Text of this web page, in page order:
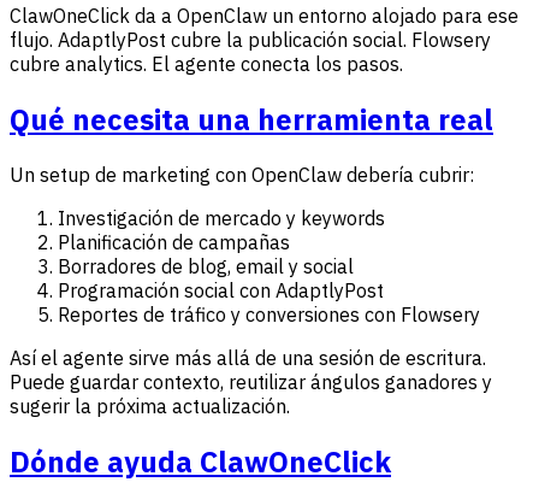
ClawOneClick da a OpenClaw un entorno alojado para ese
flujo. AdaptlyPost cubre la publicación social. Flowsery
cubre analytics. El agente conecta los pasos.
Qué necesita una herramienta real
Un setup de marketing con OpenClaw debería cubrir:
Investigación de mercado y keywords
Planificación de campañas
Borradores de blog, email y social
Programación social con AdaptlyPost
Reportes de tráfico y conversiones con Flowsery
Así el agente sirve más allá de una sesión de escritura.
Puede guardar contexto, reutilizar ángulos ganadores y
sugerir la próxima actualización.
Dónde ayuda ClawOneClick